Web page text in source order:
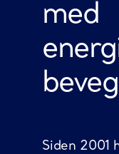
med
Siden 2001